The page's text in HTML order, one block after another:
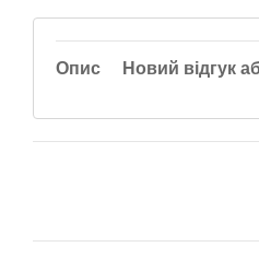
Опис Новий відгук